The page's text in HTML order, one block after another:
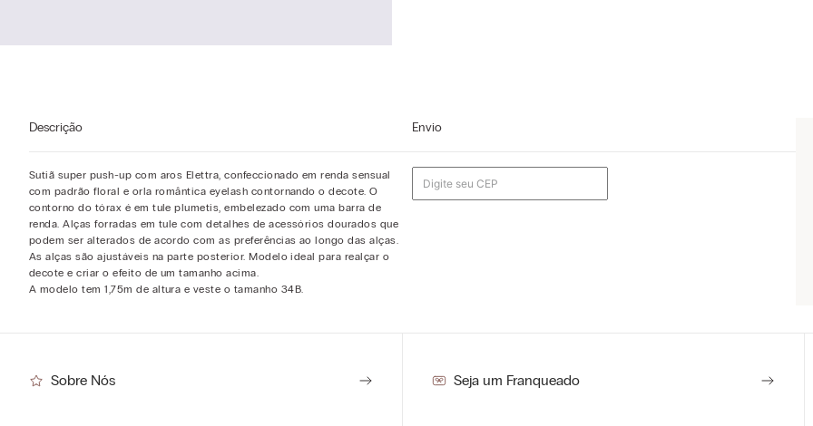
Descrição
Sutiã super push-up com aros Elettra, confeccionado em renda sensual
com padrão floral e orla romântica eyelash contornando o decote. O
contorno do tórax é em tule plumetis, embelezado com uma barra de
renda. Alças forradas em tule com detalhes de acessórios dourados que
podem ser alterados de acordo com as preferências ao longo das alças.
As alças são ajustáveis na parte posterior. Modelo ideal para realçar o
decote e criar o efeito de um tamanho acima.
A modelo tem 1,75m de altura e veste o tamanho 34B.
Envio
Sobre Nós Seja um Franqueado